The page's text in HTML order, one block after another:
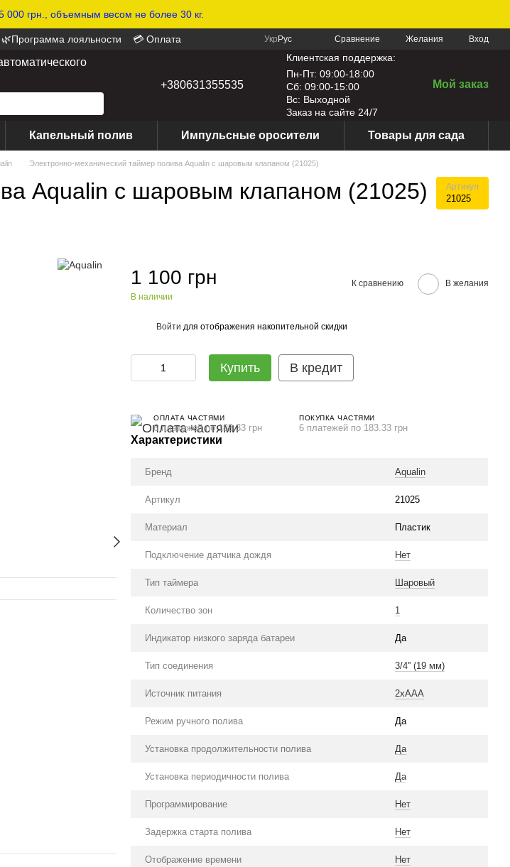
грн., объемным весом не более 30 кг.
🌿Программа лояльности
💳 Оплата
Укр Рус Сравнение Желания Вход
+380631355535
Клиентская поддержка:
Пн-Пт: 09:00-18:00
Сб: 09:00-15:00
Вс: Выходной
Заказ на сайте 24/7
Мой заказ
Капельный полив Импульсные оросители Товары для сада
Электронно-механический таймер полива Aqualin с шаровым клапаном (21025)
Aqualin с шаровым клапаном (21025) Артикул
21025
1 100 грн
В наличии
К сравнению В желания
Войти для отображения накопительной скидки
Купить В кредит
ОПЛАТА ЧАСТЯМИ
6 платежей по 183.33 грн
ПОКУПКА ЧАСТЯМИ
6 платежей по 183.33 грн
Характеристики
Бренд Aqualin
Артикул 21025
Материал Пластик
Подключение датчика дождя Нет
Тип таймера Шаровый
Количество зон 1
Индикатор низкого заряда батареи Да
Тип соединения 3/4'' (19 мм)
Источник питания 2хААА
Режим ручного полива Да
Установка продолжительности полива Да
Установка периодичности полива Да
Программирование Нет
Задержка старта полива Нет
Отображение времени Нет